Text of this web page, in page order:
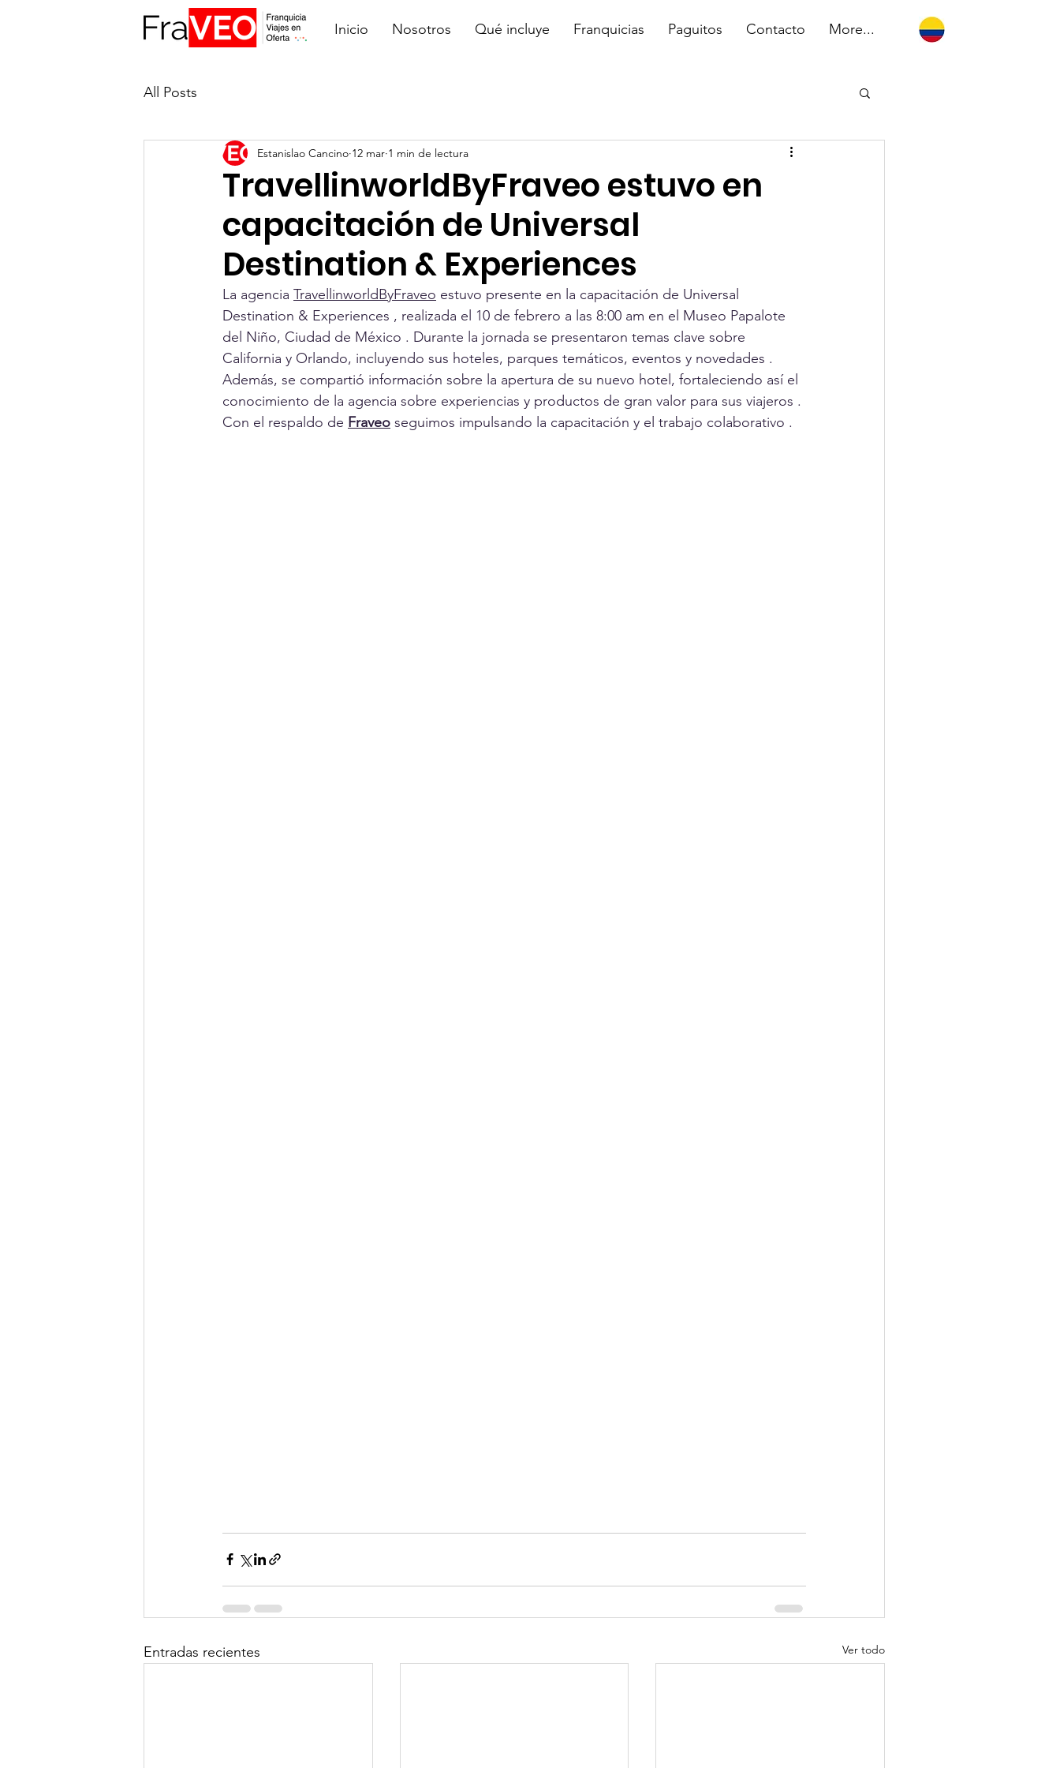
Inicio Nosotros Qué incluye Franquicias Paguitos Contacto More...
All Posts
TravellinworldByFraveo estuvo en
capacitación de Universal
Destination & Experiences
Estanislao Cancino 12 mar 1 min de lectura
La agencia TravellinworldByFraveo estuvo presente en la capacitación de Universal
Destination & Experiences , realizada el 10 de febrero a las 8:00 am en el Museo Papalote
del Niño, Ciudad de México . Durante la jornada se presentaron temas clave sobre
California y Orlando, incluyendo sus hoteles, parques temáticos, eventos y novedades .
Además, se compartió información sobre la apertura de su nuevo hotel, fortaleciendo así el
conocimiento de la agencia sobre experiencias y productos de gran valor para sus viajeros .
Con el respaldo de Fraveo seguimos impulsando la capacitación y el trabajo colaborativo .
Entradas recientes Ver todo